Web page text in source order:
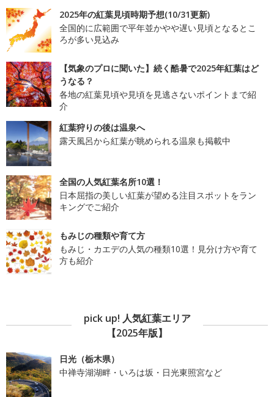
2025年の紅葉見頃時期予想(10/31更新)
全国的に広範囲で平年並かやや遅い見頃となるとこ
ろが多い見込み
【気象のプロに聞いた】続く酷暑で2025年紅葉はど
うなる？
各地の紅葉見頃や見頃を見逃さないポイントまで紹
介
紅葉狩りの後は温泉へ
露天風呂から紅葉が眺められる温泉も掲載中
全国の人気紅葉名所10選！
日本屈指の美しい紅葉が望める注目スポットをラン
キングでご紹介
もみじの種類や育て方
もみじ・カエデの人気の種類10選！見分け方や育て
方も紹介
pick up! 人気紅葉エリア
【2025年版】
日光（栃木県）
中禅寺湖湖畔・いろは坂・日光東照宮など